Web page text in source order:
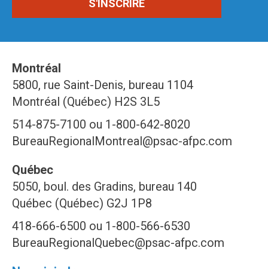
Montréal
5800, rue Saint-Denis, bureau 1104
Montréal (Québec) H2S 3L5
514-875-7100 ou 1-800-642-8020
BureauRegionalMontreal@psac-afpc.com
Québec
5050, boul. des Gradins, bureau 140
Québec (Québec) G2J 1P8
418-666-6500 ou 1-800-566-6530
BureauRegionalQuebec@psac-afpc.com